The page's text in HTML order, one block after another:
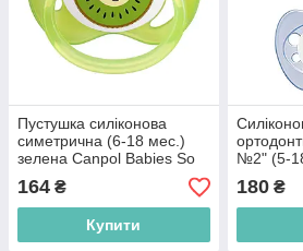
Пустушка силіконова
симетрична (6-18 мес.)
зелена Canpol Babies So
Cool (5903407225227)
164 ₴
Купити
№2" (5-
180₴